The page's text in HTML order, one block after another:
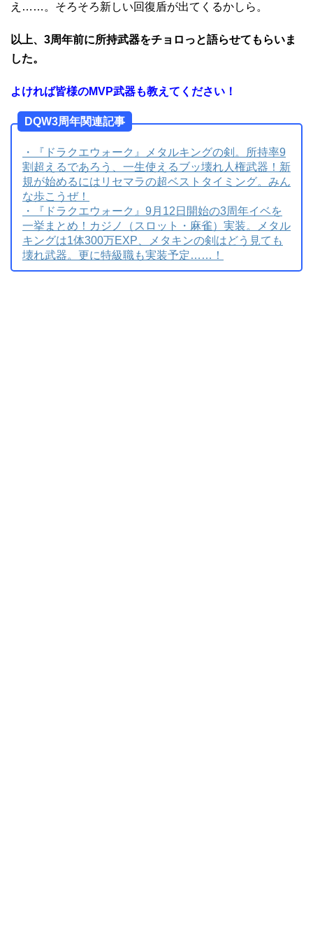
え……。そろそろ新しい回復盾が出てくるかしら。
以上、3周年前に所持武器をチョロっと語らせてもらいま
した。
よければ皆様のMVP武器も教えてください！
DQW3周年関連記事
・『ドラクエウォーク』メタルキングの剣。所持率9
割超えるであろう、一生使えるブッ壊れ人権武器！新
規が始めるにはリセマラの超ベストタイミング。みん
な歩こうぜ！
・『ドラクエウォーク』9月12日開始の3周年イベを
一挙まとめ！カジノ（スロット・麻雀）実装。メタル
キングは1体300万EXP、メタキンの剣はどう見ても
壊れ武器。更に特級職も実装予定……！